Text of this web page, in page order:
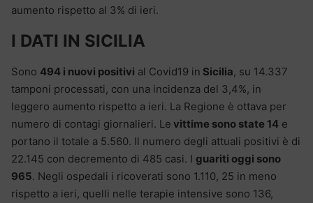
aumento rispetto al 3% di ieri.
I DATI IN SICILIA
Sono 494 i nuovi positivi al Covid19 in Sicilia, su 14.337
tamponi processati, con una incidenza del 3,4%, in
leggero aumento rispetto a ieri. La Regione è ottava per
numero di contagi giornalieri. Le vittime sono state 14 e
portano il totale a 5.560. Il numero degli attuali positivi è di
22.145 con decremento di 485 casi. I guariti oggi sono
965. Negli ospedali i ricoverati sono 1.110, 25 in meno
rispetto a ieri, quelli nelle terapie intensive sono 136,